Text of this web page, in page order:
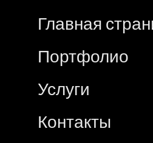
Главная
Портфолио
Услуги
Контакты